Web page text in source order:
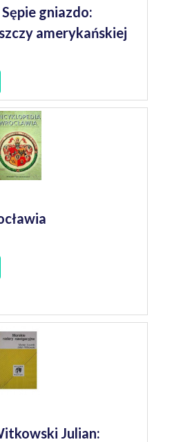
gniazdo:
amerykańskiej
Julian: